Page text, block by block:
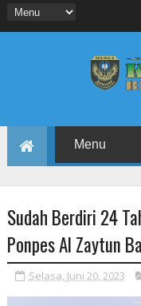
Sudah Berdiri 24
Ponpes Al Zaytun
Selasa, Juni 20, 2023